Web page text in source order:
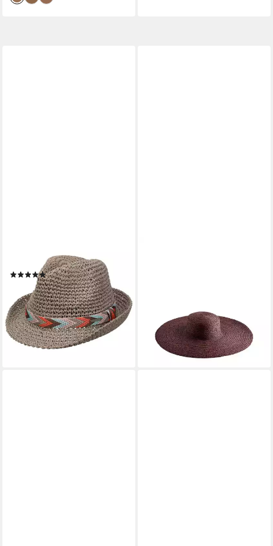
Sonnenhut (1-St) Sommerhut
(2)
ab 29,99 €
lieferbar - in 3-4 Werktagen bei dir
-39%
lieferbar - in 2-3 Werktagen bei dir